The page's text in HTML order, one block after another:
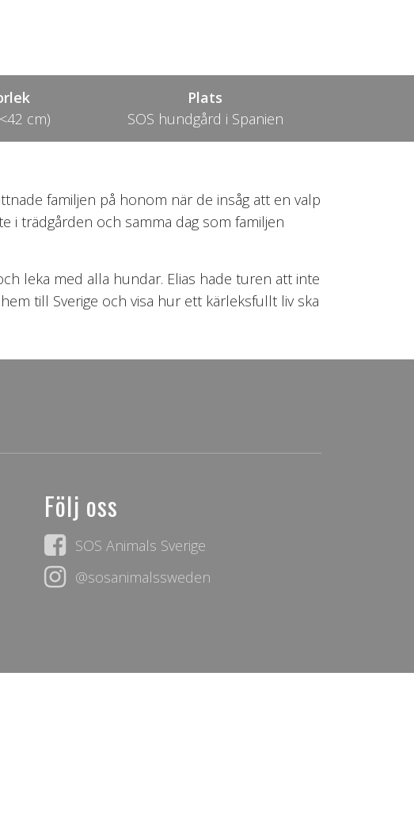
cm)
Plats
SOS hundgård i Spanien
familjen på honom när de insåg att en valp
i trädgården och samma dag som familjen
leka med alla hundar. Elias hade turen att inte
till Sverige och visa hur ett kärleksfullt liv ska
Följ oss
SOS Animals Sverige
@sosanimalssweden